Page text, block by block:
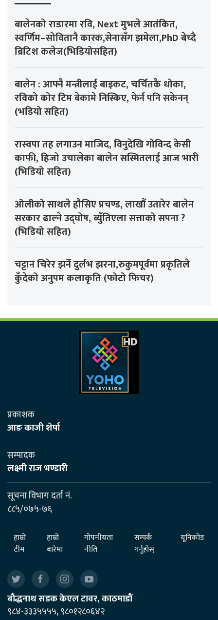
बालेनको राडारमा रवि, Next मुभले आतंकित,
स्वर्णिम–सोवितानै कारक,सेनासँग झमेला,PhD बेच्दै
ब्रिटिश कलेज(भिडियोसहित)
बालेन : आफ्नै मन्त्रीलाई बाइकट, चर्चितकै धोका,
रविको कोर टिम बेकामे निस्किए, फेर्न पनि सकेनन्
(भडियो सहित)
रास्वपा तह लगाउन माजिद, विनुदेखि गोविन्द केसी
काफी, हिजो उचालेका बालेन सस्मितलाई आज भारी
(भिडियो सहित)
ओलीको साथले हौसिए प्रचण्ड, लाखौँ उतारेर बालेन
सरकार ढाल्ने उद्घोष, ब्युँतिएला सत्ताको सपना ?
(भिडियो सहित)
चट्टान चिरेर झर्ने दुर्लभ झरना,रुकुमपूर्वमा प्रकृतिले
कुँदेको अनुपम कलाकृति (फोटो फिचर)
प्रकाशक
आङ काजी शेर्पा
सम्पादक
लक्ष्मी राज भण्डारी
सूचना विभाग दर्ता नं.
८८५/०७५-७६
हाम्रो
टीम
हाम्रो
बारेमा
गोपनीयता
नीति
सम्पर्क
गर्नुहोस्
यूनिकोड
बौद्धनाथ सडक केएल टावर, काठमाडौं
९८४-३३३५५५५, ९८०१२८०६४२